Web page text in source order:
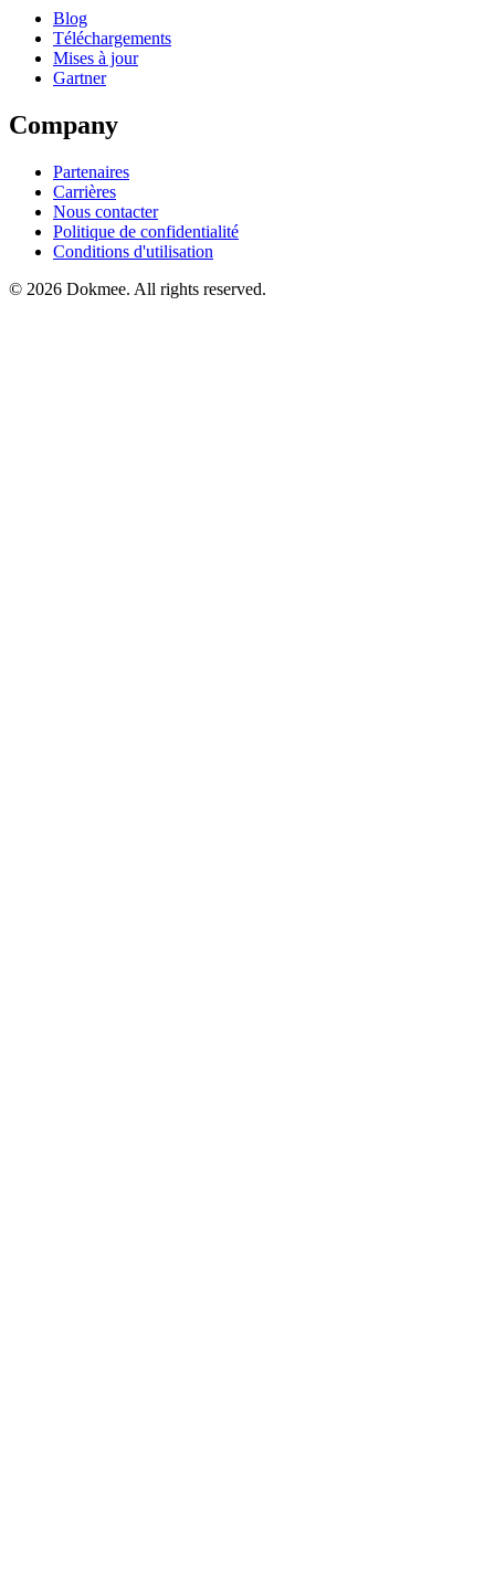
Blog
Téléchargements
Mises à jour
Gartner
Company
Partenaires
Carrières
Nous contacter
Politique de confidentialité
Conditions d'utilisation
© 2026 Dokmee. All rights reserved.